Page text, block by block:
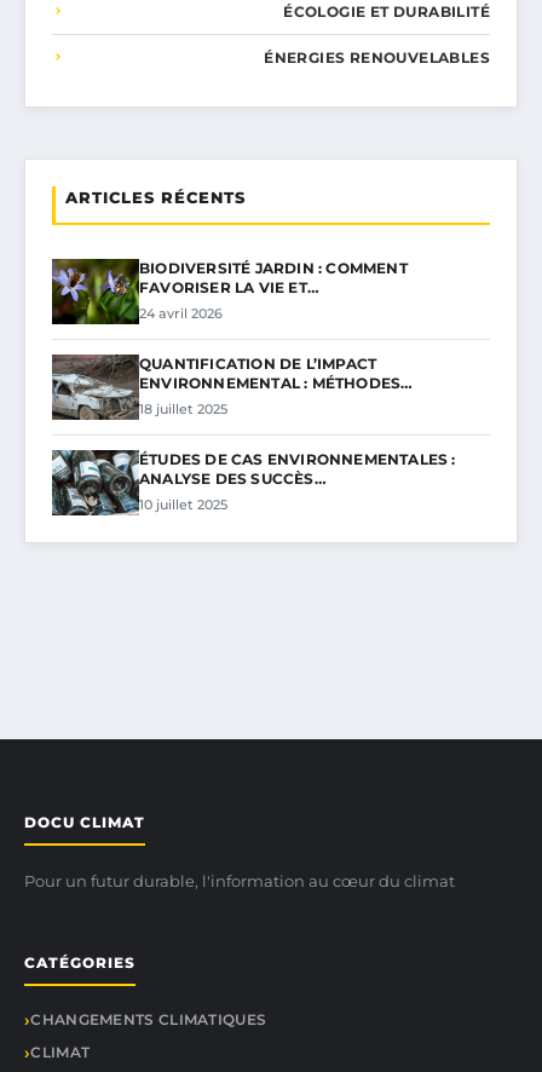
ÉCOLOGIE ET DURABILITÉ
ÉNERGIES RENOUVELABLES
ARTICLES RÉCENTS
BIODIVERSITÉ JARDIN : COMMENT
FAVORISER LA VIE ET…
24 avril 2026
QUANTIFICATION DE L’IMPACT
ENVIRONNEMENTAL : MÉTHODES…
18 juillet 2025
ÉTUDES DE CAS ENVIRONNEMENTALES :
ANALYSE DES SUCCÈS…
10 juillet 2025
DOCU CLIMAT
Pour un futur durable, l'information au cœur du climat
CATÉGORIES
CHANGEMENTS CLIMATIQUES
CLIMAT